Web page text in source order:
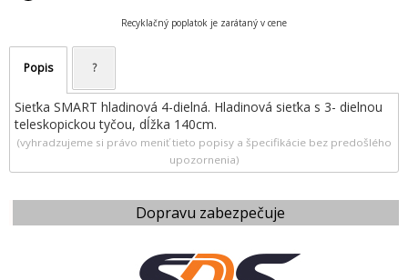
Dopravu zabezpečuje
Recyklačný poplatok je zarátaný v cene
Popis ?
Sieťka SMART hladinová 4-dielná. Hladinová sieťka s 3- dielnou
teleskopickou tyčou, dĺžka 140cm.
(vyhradzujeme si právo meniť tieto popisy a špecifikácie bez predošlého
upozornenia)